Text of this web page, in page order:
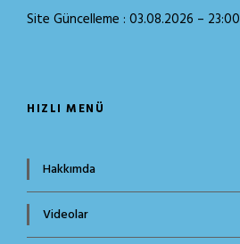
Site Güncelleme : 03.08.2026 – 23:00
HIZLI MENÜ
Hakkımda
Videolar